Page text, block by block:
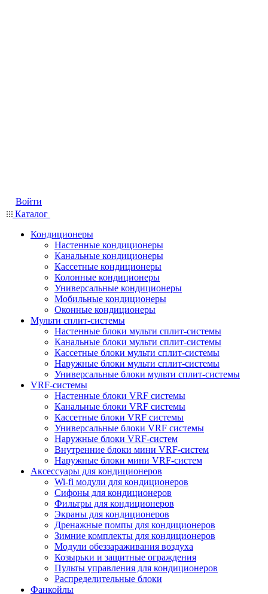
Войти
Каталог
Кондиционеры
Настенные кондиционеры
Канальные кондиционеры
Кассетные кондиционеры
Колонные кондиционеры
Универсальные кондиционеры
Мобильные кондиционеры
Оконные кондиционеры
Мульти сплит-системы
Настенные блоки мульти сплит-системы
Канальные блоки мульти сплит-системы
Кассетные блоки мульти сплит-системы
Наружные блоки мульти сплит-системы
Универсальные блоки мульти сплит-системы
VRF-системы
Настенные блоки VRF системы
Канальные блоки VRF системы
Кассетные блоки VRF системы
Универсальные блоки VRF системы
Наружные блоки VRF-систем
Внутренние блоки мини VRF-систем
Наружные блоки мини VRF-систем
Аксессуары для кондиционеров
Wi-fi модули для кондиционеров
Сифоны для кондиционеров
Фильтры для кондиционеров
Экраны для кондиционеров
Дренажные помпы для кондиционеров
Зимние комплекты для кондиционеров
Модули обеззараживания воздуха
Козырьки и защитные ограждения
Пульты управления для кондиционеров
Распределительные блоки
Фанкойлы